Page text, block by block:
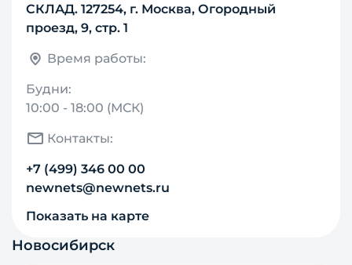
СКЛАД. 127254, г. Москва, Огородный
проезд, 9, стр. 1
Время работы:
Будни:
10:00 - 18:00 (МСК)
Контакты:
+7 (499) 346 00 00
newnets@newnets.ru
Показать на карте
Новосибирск